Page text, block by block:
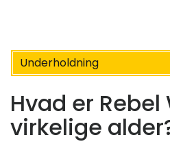
Underholdning
Hvad er Rebel
virkelige